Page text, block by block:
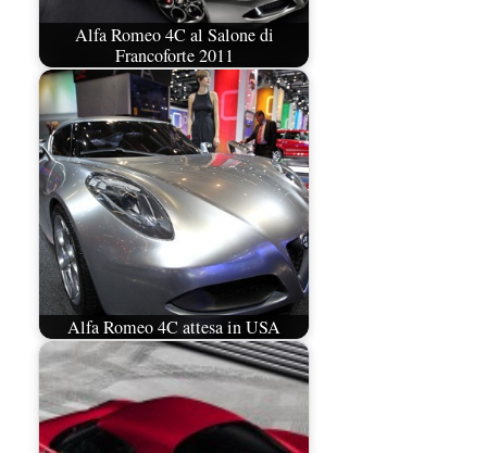
Alfa Romeo 4C al Salone di
Francoforte 2011
Alfa Romeo 4C attesa in USA